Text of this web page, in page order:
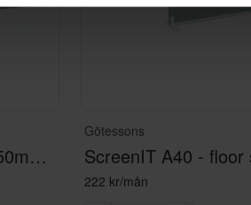
ScreenIT A30 1600x650mm - table screen dark gray
Götessons
222 kr/mån